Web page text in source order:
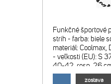
Funkčné športové
strih - farba: biele
materiál: Coolmax,
- veľkosti (EU): S
40-42, resp. 26
cm
zostava